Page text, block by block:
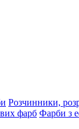
Розчинники,
фарб Фарби з